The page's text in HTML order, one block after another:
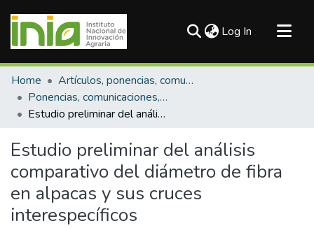
Log In (current)
Communities & Collections
All of DSpace
Statistics
Home
Artículos, ponencias, comunicaciones en congresos
Ponencias, comunicaciones, resúmenes de congresos
Estudio preliminar del análisis comparativo del diámetro de fibra en alpacas y sus cruces interespecíficos
Estudio preliminar del análisis
comparativo del diámetro de fibra
en alpacas y sus cruces
interespecíficos